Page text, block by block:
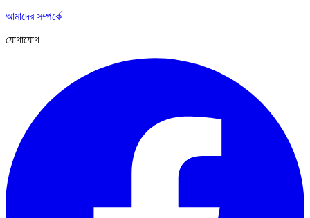
আমাদের সম্পর্কে
যোগাযোগ